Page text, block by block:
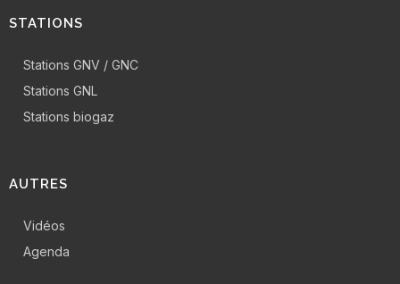
STATIONS
Stations GNV / GNC
Stations GNL
Stations biogaz
AUTRES
Vidéos
Agenda